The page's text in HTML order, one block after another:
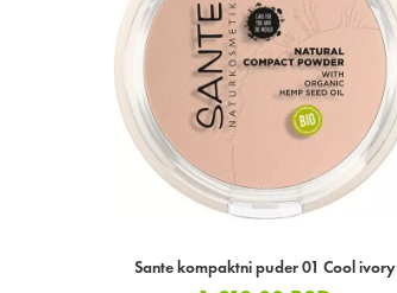
Sante kompaktni puder 01 Cool ivory